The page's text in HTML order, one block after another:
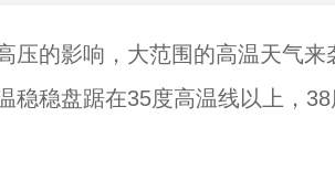
的影响，大范围的高温天气来
稳稳盘踞在35度高温线以上，